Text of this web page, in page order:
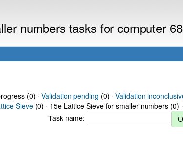
numbers tasks for computer
(0) · Validation pending (0) · Validation
Sieve (0) · 15e Lattice Sieve for smaller numbers (0) ·
Task name: